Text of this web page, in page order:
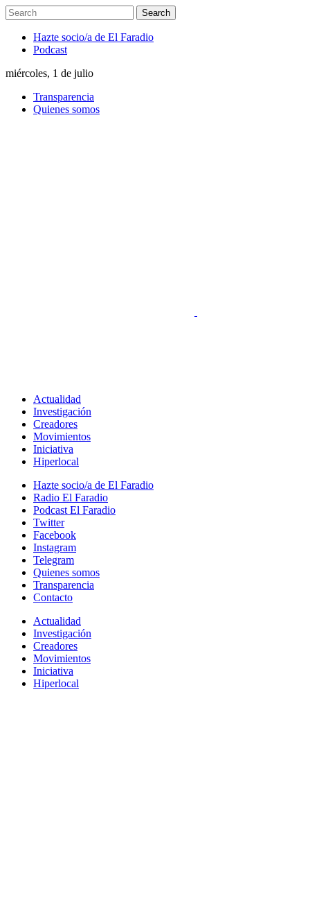
Hazte socio/a de El Faradio
Podcast
miércoles, 1 de julio
Transparencia
Quienes somos
Actualidad
Investigación
Creadores
Movimientos
Iniciativa
Hiperlocal
Hazte socio/a de El Faradio
Radio El Faradio
Podcast El Faradio
Twitter
Facebook
Instagram
Telegram
Quienes somos
Transparencia
Contacto
Actualidad
Investigación
Creadores
Movimientos
Iniciativa
Hiperlocal